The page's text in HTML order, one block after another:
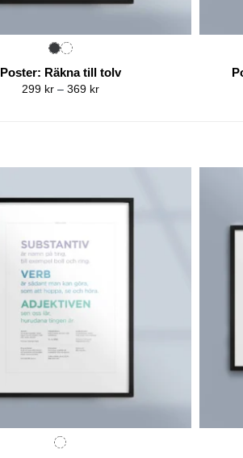
Poster: Räkna till tolv
299 kr – 369 krPrice